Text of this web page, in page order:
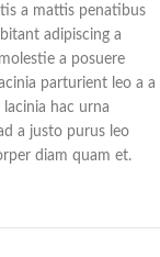
a mattis penatibus
adipiscing a
a posuere
parturient leo a a
hac urna
a justo purus leo
diam quam et.